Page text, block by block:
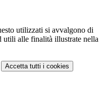
utilizzati si avvalgono di
utili alle finalità illustrate nella
Accetta tutti i cookies